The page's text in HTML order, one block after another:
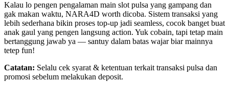
Kalau lo pengen pengalaman main slot pulsa yang gampang dan
gak makan waktu, NARA4D worth dicoba. Sistem transaksi yang
lebih sederhana bikin proses top-up jadi seamless, cocok banget buat
anak gaul yang pengen langsung action. Yuk cobain, tapi tetap main
bertanggung jawab ya — santuy dalam batas wajar biar mainnya
tetep fun!
Catatan: Selalu cek syarat & ketentuan terkait transaksi pulsa dan
promosi sebelum melakukan deposit.